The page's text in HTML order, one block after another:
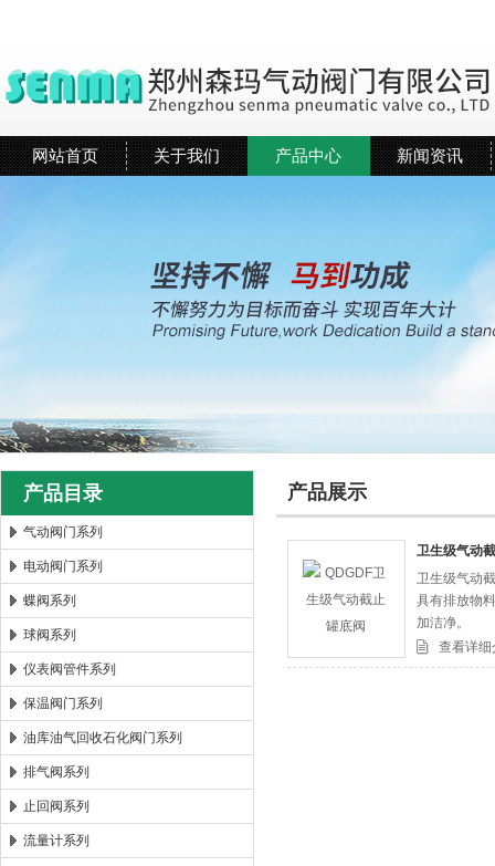
郑州森玛自控阀门有限公司
网站首页 关于我们 产品中心 新闻资讯
产品目录
气动阀门系列
电动阀门系列
蝶阀系列
球阀系列
仪表阀管件系列
保温阀门系列
油库油气回收石化阀门系列
排气阀系列
止回阀系列
流量计系列
产品展示
卫生级气动
卫生级气动
具有排放物
加洁净。
查看详细